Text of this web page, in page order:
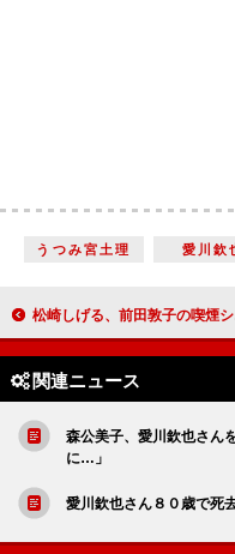
うつみ宮土理 愛川欽
松崎しげる、前田敦子の喫煙シーンに「ただ者じゃない」 松田翔太は「愛のメモリー」に感謝
関連ニュース
森公美子、愛川欽也さん
に…」
愛川欽也さん８０歳で死